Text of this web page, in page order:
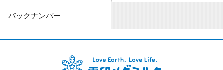
バックナンバー